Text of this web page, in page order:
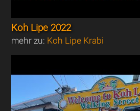
Koh Lipe 2022
mehr zu: Koh Lipe Krabi